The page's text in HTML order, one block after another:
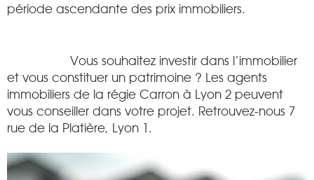
période ascendante des prix immobiliers.
Vous souhaitez investir dans l’immobilier
et vous constituer un patrimoine ? Les agents
immobiliers de la régie Carron à Lyon 2 peuvent
vous conseiller dans votre projet. Retrouvez-nous 7
rue de la Platière, Lyon 1.